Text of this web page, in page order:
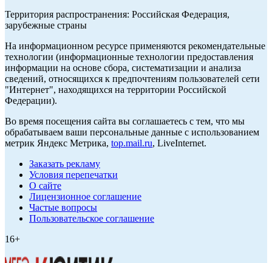
Территория распространения: Российская Федерация,
зарубежные страны
На информационном ресурсе применяются рекомендательные
технологии (информационные технологии предоставления
информации на основе сбора, систематизации и анализа
сведений, относящихся к предпочтениям пользователей сети
"Интернет", находящихся на территории Российской
Федерации).
Во время посещения сайта вы соглашаетесь с тем, что мы
обрабатываем ваши персональные данные с использованием
метрик Яндекс Метрика, top.mail.ru, LiveInternet.
Заказать рекламу
Условия перепечатки
О сайте
Лицензионное соглашение
Частые вопросы
Пользовательское соглашение
16+